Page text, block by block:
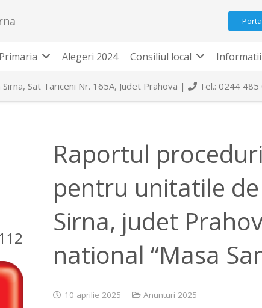
Primaria Alegeri 2024 Consiliul local
Sirna, Sat Tariceni Nr. 165A, Judet Prahova | Tel.: 0244
Raportul
pentru unitatile
Sirna, judet
national “Masa
10 aprilie 2025 Anunturi 2025